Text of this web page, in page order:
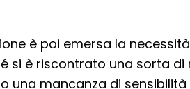
è poi emersa la
si è riscontrato una sorta
una mancanza di